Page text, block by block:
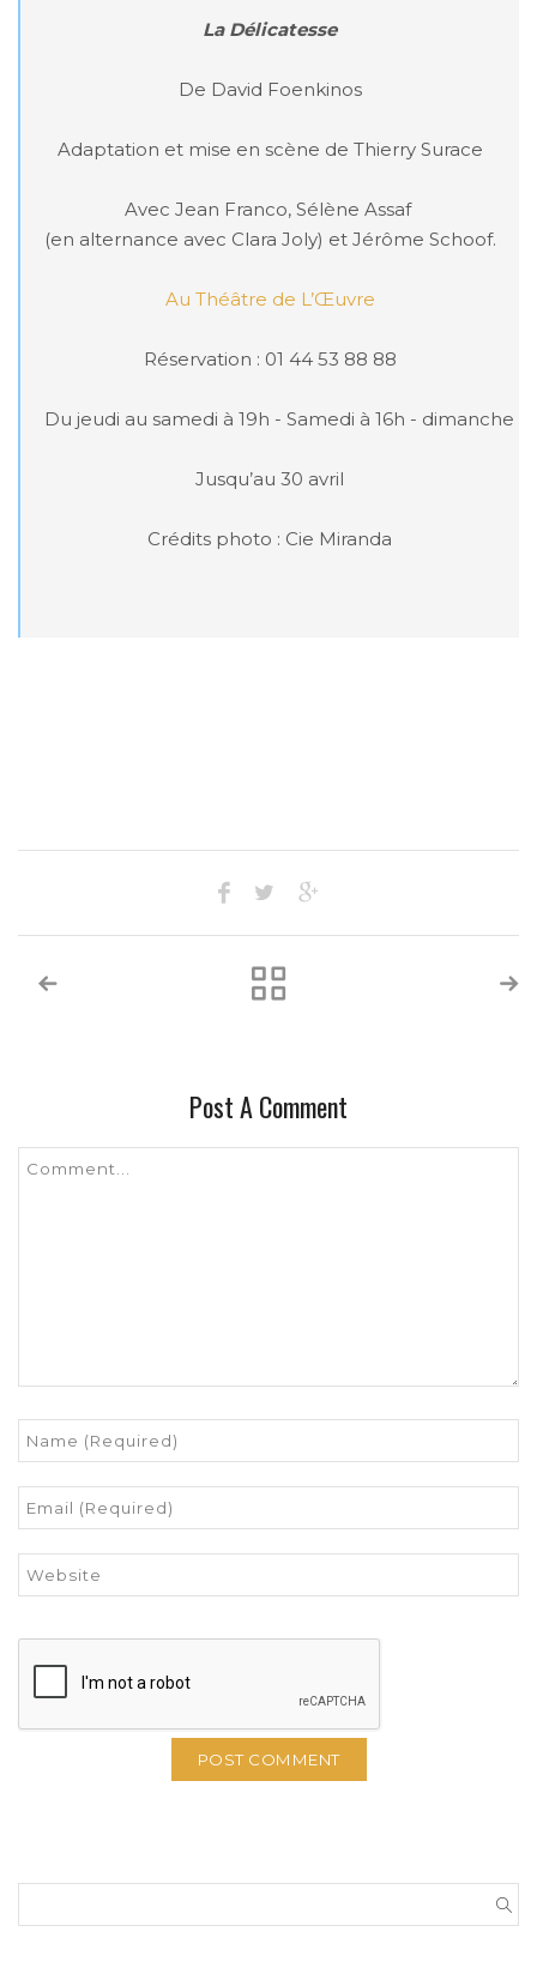
La Délicatesse
De David Foenkinos
Adaptation et mise en scène de Thierry Surace
Avec Jean Franco, Sélène Assaf
(en alternance avec Clara Joly) et Jérôme Schoof.
Au Théâtre de L’Œuvre
Réservation : 01 44 53 88 88
Du jeudi au samedi à 19h - Samedi à 16h - dimanche à
Jusqu’au 30 avril
Crédits photo : Cie Miranda
Post A Comment